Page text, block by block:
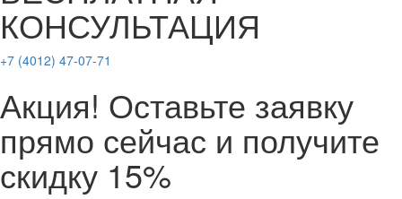
КОНСУЛЬТАЦИЯ
+7 (4012) 47-07-71
Акция! Оставьте заявку
прямо сейчас и получите
скидку 15%